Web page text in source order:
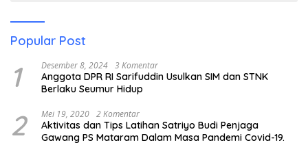
Popular Post
1 Desember 8, 2024 3 Komentar
Anggota DPR RI Sarifuddin Usulkan SIM dan STNK
Berlaku Seumur Hidup
2 Mei 19, 2020 2 Komentar
Aktivitas dan Tips Latihan Satriyo Budi Penjaga
Gawang PS Mataram Dalam Masa Pandemi Covid-19.